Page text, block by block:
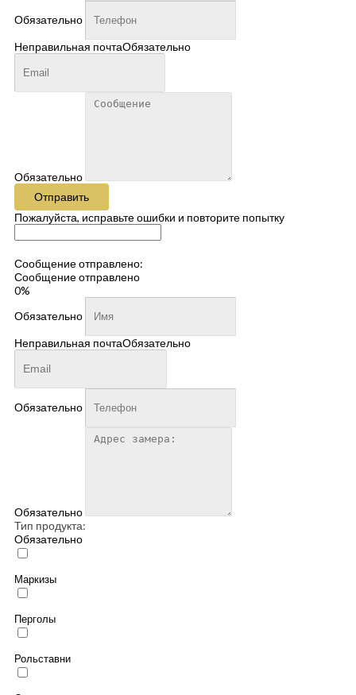
Обязательно
Неправильная почтаОбязательно
Обязательно
Отправить
Пожалуйста, исправьте ошибки и повторите попытку
Сообщение отправлено:
Сообщение отправлено
0%
Обязательно
Неправильная почтаОбязательно
Обязательно
Обязательно
Тип продукта:
Обязательно
Маркизы
Перголы
Рольставни